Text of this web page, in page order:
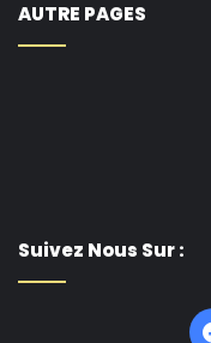
AUTRE PAGES
Suivez Nous Sur :